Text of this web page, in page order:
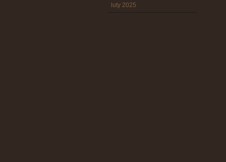
luty 2025